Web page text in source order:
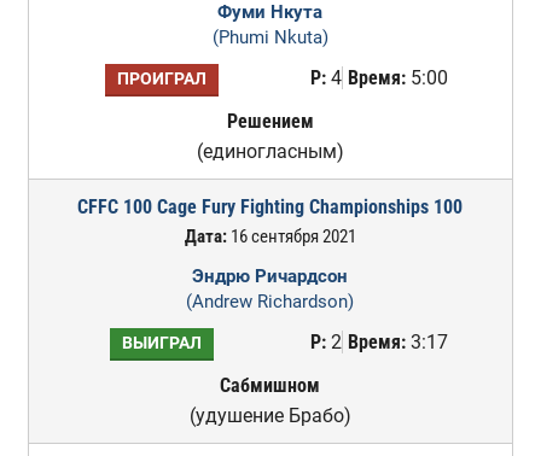
Фуми Нкута
(Phumi Nkuta)
ПРОИГРАЛ Р:4 Время:5:00
Решением
(единогласным)
CFFC 100 Cage Fury Fighting Championships 100
Дата:16 сентября 2021
Эндрю Ричардсон
(Andrew Richardson)
ВЫИГРАЛ Р:2 Время:3:17
Сабмишном
(удушение Брабо)